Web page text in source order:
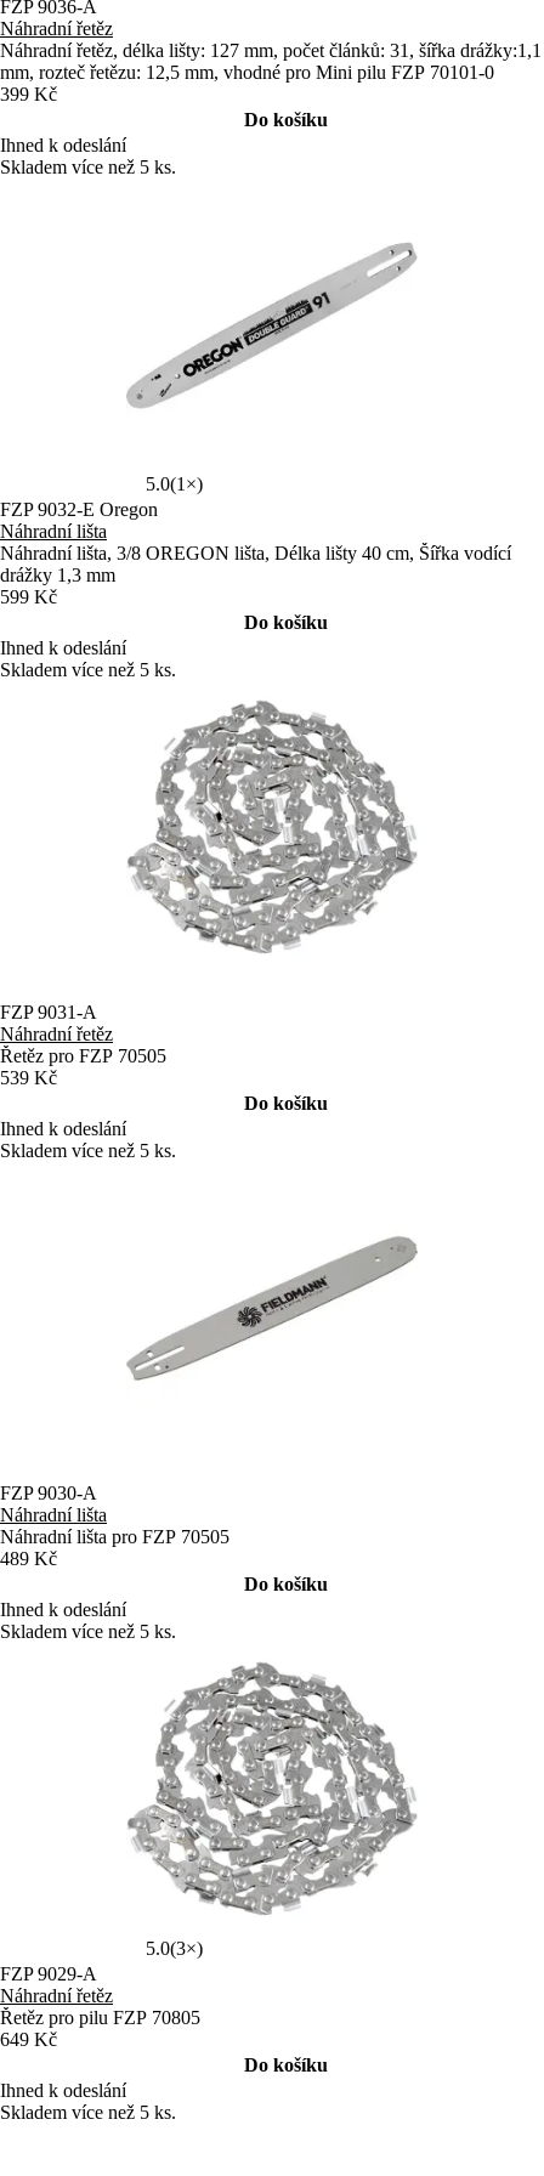
FZP 9036-A
Náhradní řetěz
Náhradní řetěz, délka lišty: 127 mm, počet článků: 31, šířka drážky:1,1
mm, rozteč řetězu: 12,5 mm, vhodné pro Mini pilu FZP 70101-0
399 Kč
Do košíku
Ihned k odeslání
Skladem více než 5 ks.
5.0(1×)
FZP 9032-E Oregon
Náhradní lišta
Náhradní lišta, 3/8 OREGON lišta, Délka lišty 40 cm, Šířka vodící
drážky 1,3 mm
599 Kč
Do košíku
Ihned k odeslání
Skladem více než 5 ks.
FZP 9031-A
Náhradní řetěz
Řetěz pro FZP 70505
539 Kč
Do košíku
Ihned k odeslání
Skladem více než 5 ks.
FZP 9030-A
Náhradní lišta
Náhradní lišta pro FZP 70505
489 Kč
Do košíku
Ihned k odeslání
Skladem více než 5 ks.
5.0(3×)
FZP 9029-A
Náhradní řetěz
Řetěz pro pilu FZP 70805
649 Kč
Do košíku
Ihned k odeslání
Skladem více než 5 ks.